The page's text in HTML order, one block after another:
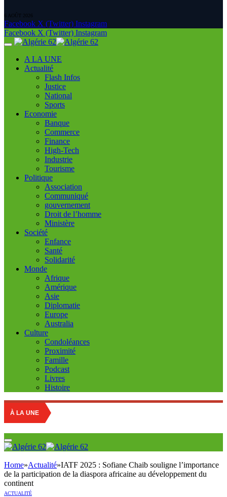
6 AOÛT 2026
Facebook X (Twitter) Instagram
Facebook X (Twitter) Instagram
A LA UNE
Actualité
Flash Infos
Justice
National
Sports
Economie
Banque
Commerce
Finance
High-Tech
Industrie
Tourisme
Politique
Association
Communiqué
gouvernement
Droit de l’homme
Ministère
Société
Enfance
Santé
Solidarité
Monde
Afrique
Amérique
Asie
Diplomatie
Europe
Australia
Culture
Condoléances
Proximité
Famille
Podcast
Livres
Histoire
À LA UNE
Home»Actualité»IATF 2025 : Sofiane Chaib souligne l’importance
de la participation de la diaspora africaine au développement du
continent
ACTUALITÉ